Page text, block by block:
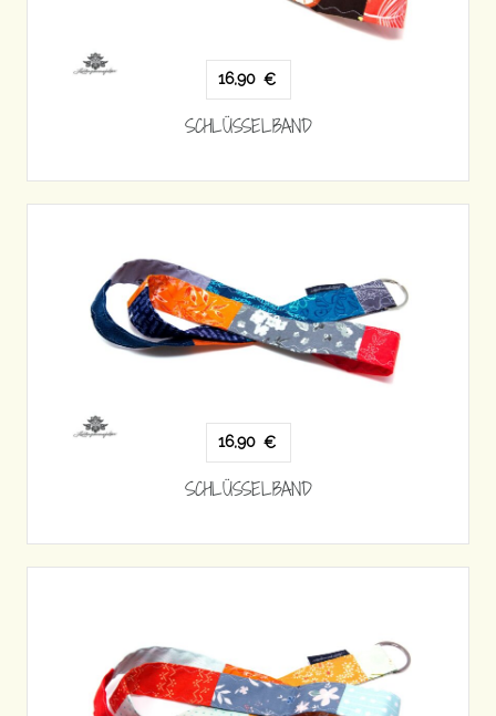
16,90 €
SCHLÜSSELBAND
16,90 €
SCHLÜSSELBAND